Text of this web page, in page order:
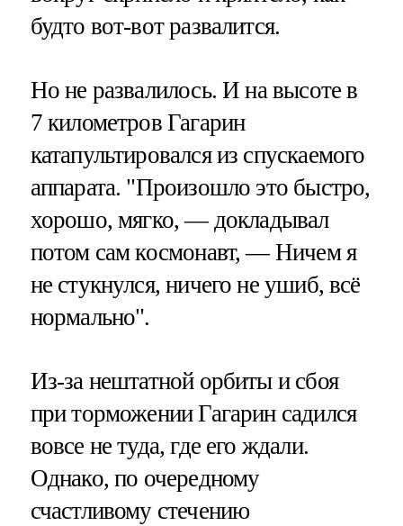
будто вот-вот развалится.
Но не развалилось. И на высоте в
7 километров Гагарин
катапультировался из спускаемого
аппарата. "Произошло это быстро,
хорошо, мягко, — докладывал
потом сам космонавт, — Ничем я
не стукнулся, ничего не ушиб, всё
нормально".
Из-за нештатной орбиты и сбоя
при торможении Гагарин садился
вовсе не туда, где его ждали.
Однако, по очередному
счастливому стечению